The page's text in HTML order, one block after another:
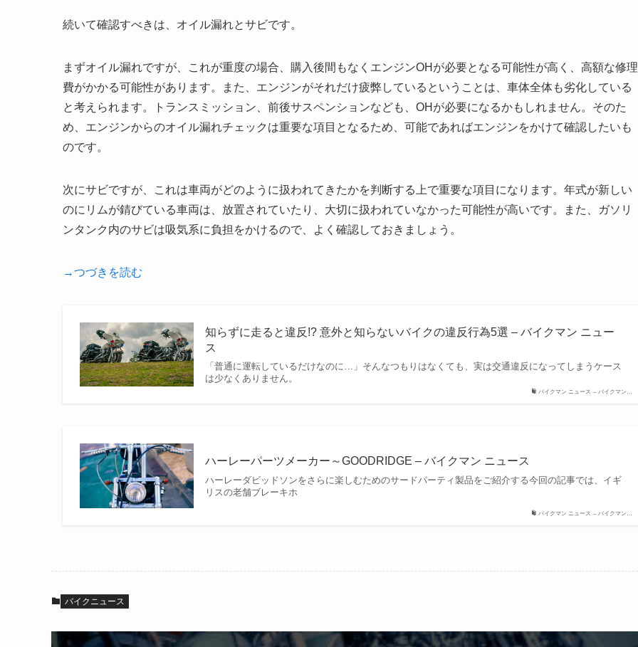
続いて確認すべきは、オイル漏れとサビです。
まずオイル漏れですが、これが重度の場合、購入後間もなくエンジンOHが必要となる可能性が高く、高額な修理
費がかかる可能性があります。また、エンジンがそれだけ疲弊しているということは、車体全体も劣化している
と考えられます。トランスミッション、前後サスペンションなども、OHが必要になるかもしれません。そのた
め、エンジンからのオイル漏れチェックは重要な項目となるため、可能であればエンジンをかけて確認したいも
のです。
次にサビですが、これは車両がどのように扱われてきたかを判断する上で重要な項目になります。年式が新しい
のにリムが錆びている車両は、放置されていたり、大切に扱われていなかった可能性が高いです。また、ガソリ
ンタンク内のサビは吸気系に負担をかけるので、よく確認しておきましょう。
→つづきを読む
バイクマン ニュース – バイクマン…
知らずに走ると違反!? 意外と知らないバイクの違反行為5選 – バイクマン ニュー
ス
「普通に運転しているだけなのに…」そんなつもりはなくても、実は交通違反になってしまうケース
は少なくありません。
バイクマン ニュース – バイクマン…
ハーレーパーツメーカー～GOODRIDGE – バイクマン ニュース
ハーレーダビッドソンをさらに楽しむためのサードパーティ製品をご紹介する今回の記事では、イギ
リスの老舗ブレーキホ
バイクニュース